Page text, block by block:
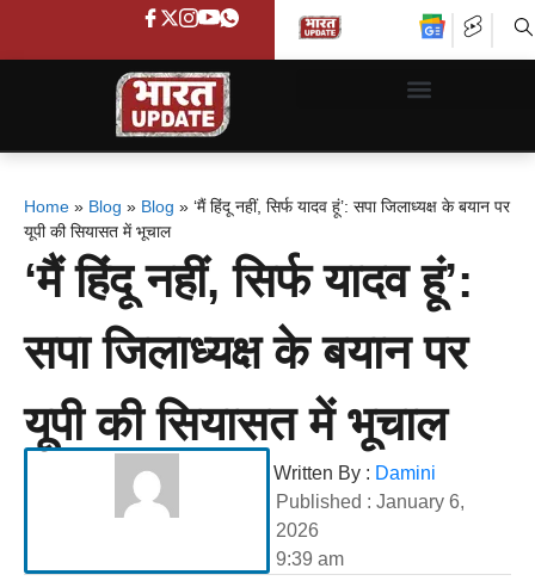
Home » Blog » Blog » ‘मैं हिंदू नहीं, सिर्फ यादव हूं’: सपा जिलाध्यक्ष के बयान पर
यूपी की सियासत में भूचाल
‘मैं हिंदू नहीं, सिर्फ यादव हूं’:
सपा जिलाध्यक्ष के बयान पर
यूपी की सियासत में भूचाल
Written By : Damini
Published : January 6,
2026
9:39 am